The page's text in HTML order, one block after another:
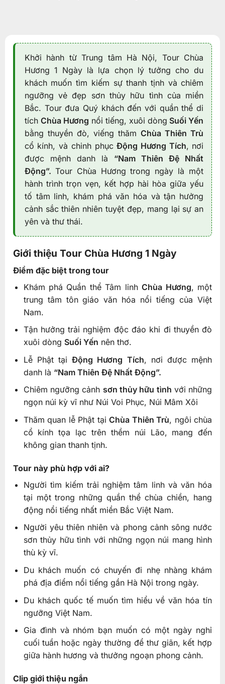
Khởi hành từ Trung tâm Hà Nội, Tour Chùa
Hương 1 Ngày là lựa chọn lý tưởng cho du
khách muốn tìm kiếm sự thanh tịnh và chiêm
ngưỡng vẻ đẹp sơn thủy hữu tình của miền
Bắc. Tour đưa Quý khách đến với quần thể di
tích Chùa Hương nổi tiếng, xuôi dòng Suối Yến
bằng thuyền đò, viếng thămChùa Thiên Trù
cổ kính, và chinh phụcĐộng Hương Tích, nơi
được mệnh danh là “Nam Thiên Đệ Nhất
Động”. Tour Chùa Hương trong ngày là một
hành trình trọn vẹn, kết hợp hài hòa giữa yếu
tố tâm linh, khám phá văn hóa và tận hưởng
cảnh sắc thiên nhiên tuyệt đẹp, mang lại sự an
yên và thư thái.
Giới thiệu Tour Chùa Hương 1 Ngày
Điểm đặc biệt trong tour
Khám phá Quần thể Tâm linhChùa Hương, một
trung tâm tôn giáo văn hóa nổi tiếng của Việt
Nam.
Tận hưởng trải nghiệm độc đáo khi đi thuyền đò
xuôi dòng Suối Yến nên thơ.
Lễ Phật tạiĐộng Hương Tích, nơi được mệnh
danh là “Nam Thiên Đệ Nhất Động”.
Chiêm ngưỡng cảnh sơn thủy hữu tình với những
ngọn núi kỳ vĩ như Núi Voi Phục, Núi Mâm Xôi
Thăm quan lễ Phật tạiChùa Thiên Trù, ngôi chùa
cổ kính tọa lạc trên thềm núi Lão, mang đến
không gian thanh tịnh.
Tour này phù hợp với ai?
Người tìm kiếm trải nghiệm tâm linh và văn hóa
tại một trong những quần thể chùa chiền, hang
động nổi tiếng nhất miền Bắc Việt Nam.
Người yêu thiên nhiên và phong cảnh sông nước
sơn thủy hữu tình với những ngọn núi mang hình
thù kỳ vĩ.
Du khách muốn có chuyến đi nhẹ nhàng khám
phá địa điểm nổi tiếng gần Hà Nội trong ngày.
Du khách quốc tế muốn tìm hiểu về văn hóa tín
ngưỡng Việt Nam.
Gia đình và nhóm bạn muốn có một ngày nghỉ
cuối tuần hoặc ngày thường để thư giãn, kết hợp
giữa hành hương và thưởng ngoạn phong cảnh.
Clip giới thiệu ngắn